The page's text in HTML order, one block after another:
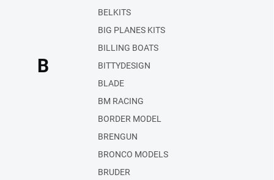
B
BELKITS
BIG PLANES KITS
BILLING BOATS
BITTYDESIGN
BLADE
BM RACING
BORDER MODEL
BRENGUN
BRONCO MODELS
BRUDER